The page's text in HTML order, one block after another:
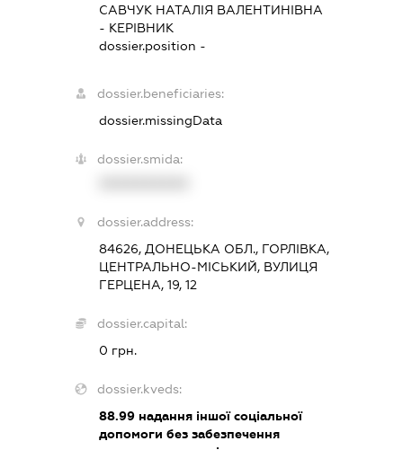
САВЧУК НАТАЛІЯ ВАЛЕНТИНІВНА
- КЕРІВНИК
dossier.position -
dossier.beneficiaries:
dossier.missingData
dossier.smida:
dossier.address:
84626, ДОНЕЦЬКА ОБЛ., ГОРЛІВКА,
ЦЕНТРАЛЬНО-МІСЬКИЙ, ВУЛИЦЯ
ГЕРЦЕНА, 19, 12
dossier.capital:
0 грн.
dossier.kveds:
88.99надання іншої соціальної
допомоги без забезпечення